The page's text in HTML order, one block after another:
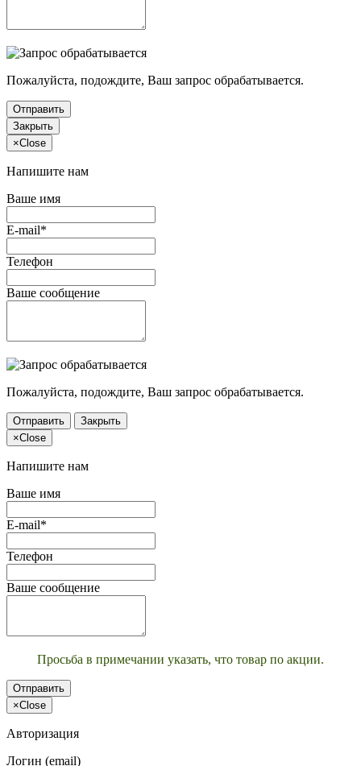
Пожалуйста, подождите, Ваш запрос обрабатывается.
Отправить
Закрыть
×Close
Напишите нам
Ваше имя
E-mail*
Телефон
Ваше сообщение
Пожалуйста, подождите, Ваш запрос обрабатывается.
Отправить
Закрыть
×Close
Напишите нам
Ваше имя
E-mail*
Телефон
Ваше сообщение
Просьба в примечании указать, что товар по акции.
Отправить
×Close
Авторизация
Логин (email)